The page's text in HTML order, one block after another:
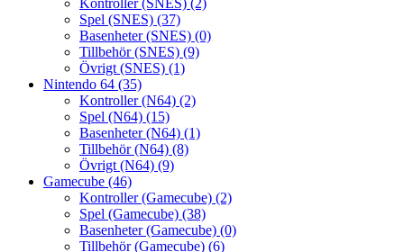
Kontroller (SNES) (2)
Spel (SNES) (37)
Basenheter (SNES) (0)
Tillbehör (SNES) (9)
Övrigt (SNES) (1)
Nintendo 64 (35)
Kontroller (N64) (2)
Spel (N64) (15)
Basenheter (N64) (1)
Tillbehör (N64) (8)
Övrigt (N64) (9)
Gamecube (46)
Kontroller (Gamecube) (2)
Spel (Gamecube) (38)
Basenheter (Gamecube) (0)
Tillbehör (Gamecube) (6)